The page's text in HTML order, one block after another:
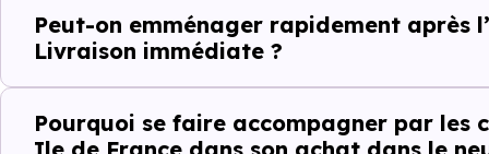
Éviter les
Dans un projet rapide,
Peut-on emménager rapidement après
Livraison immédiate ?
Pourquoi se faire accompagner par les